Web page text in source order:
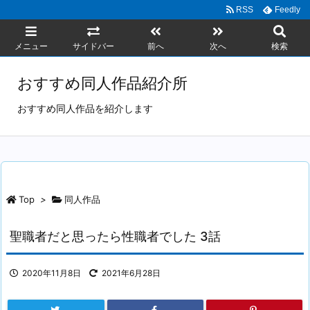
メニュー サイドバー 前へ 次へ 検索
RSS Feedly
おすすめ同人作品紹介所
おすすめ同人作品を紹介します
Top > 同人作品
聖職者だと思ったら性職者でした 3話
2020年11月8日 2021年6月28日